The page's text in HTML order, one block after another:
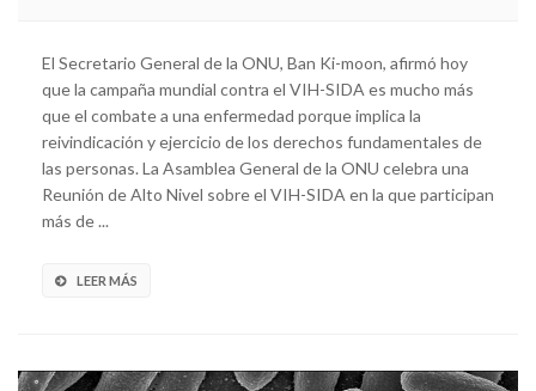
El Secretario General de la ONU, Ban Ki-moon, afirmó hoy
que la campaña mundial contra el VIH-SIDA es mucho más
que el combate a una enfermedad porque implica la
reivindicación y ejercicio de los derechos fundamentales de
las personas. La Asamblea General de la ONU celebra una
Reunión de Alto Nivel sobre el VIH-SIDA en la que participan
más de ...
LEER MÁS